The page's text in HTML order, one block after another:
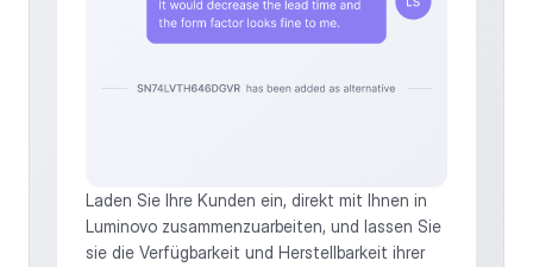
Laden Sie Ihre Kunden ein, direkt mit Ihnen in
Luminovo zusammenzuarbeiten, und lassen Sie
sie die Verfügbarkeit und Herstellbarkeit ihrer